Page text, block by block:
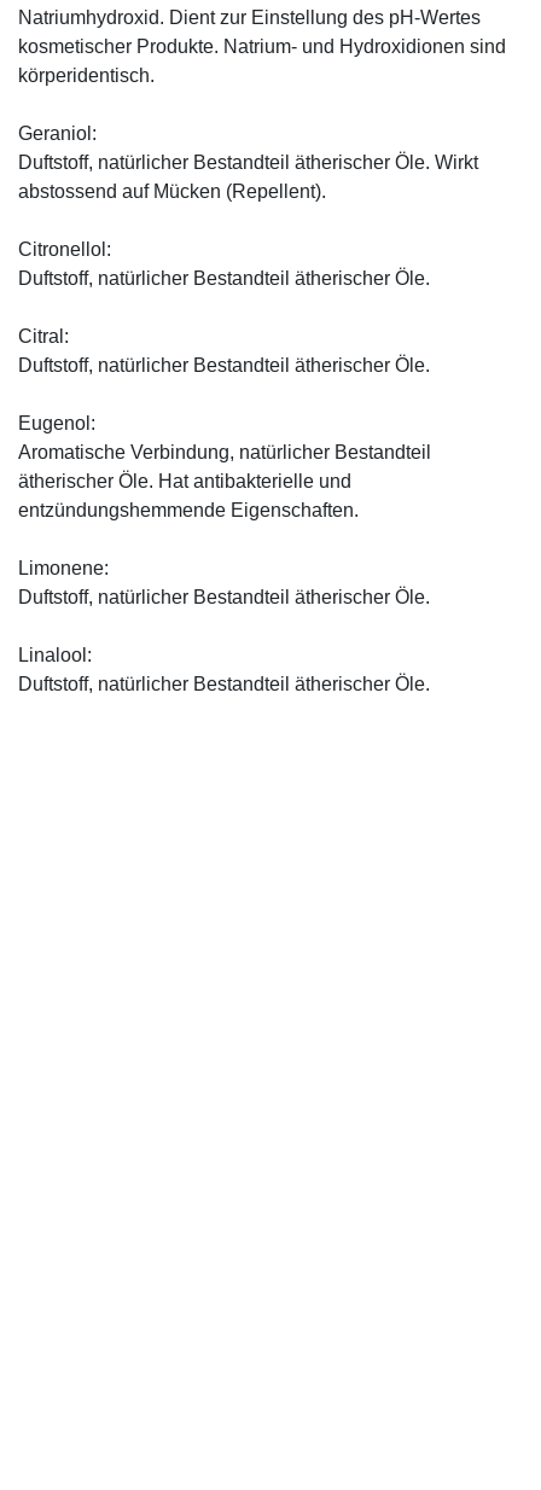
Natriumhydroxid. Dient zur Einstellung des pH-Wertes
kosmetischer Produkte. Natrium- und Hydroxidionen sind
körperidentisch.
Geraniol:
Duftstoff, natürlicher Bestandteil ätherischer Öle. Wirkt
abstossend auf Mücken (Repellent).
Citronellol:
Duftstoff, natürlicher Bestandteil ätherischer Öle.
Citral:
Duftstoff, natürlicher Bestandteil ätherischer Öle.
Eugenol:
Aromatische Verbindung, natürlicher Bestandteil
ätherischer Öle. Hat antibakterielle und
entzündungshemmende Eigenschaften.
Limonene:
Duftstoff, natürlicher Bestandteil ätherischer Öle.
Linalool:
Duftstoff, natürlicher Bestandteil ätherischer Öle.